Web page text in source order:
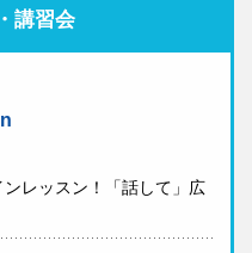
講習会
レッスン！「話して」広